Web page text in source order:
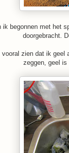
ik begonnen met het
doorgebracht.
zien dat ik
zeggen, geel